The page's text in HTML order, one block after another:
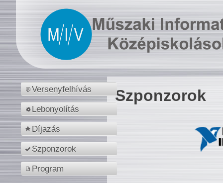
Versenyfelhívás
Lebonyolítás
Díjazás
Szponzorok
Program
Szponzorok